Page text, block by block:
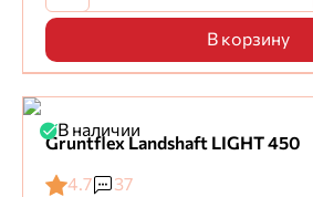
В корзину
В наличии
Gruntflex Landshaft LIGHT 450
4.7
37